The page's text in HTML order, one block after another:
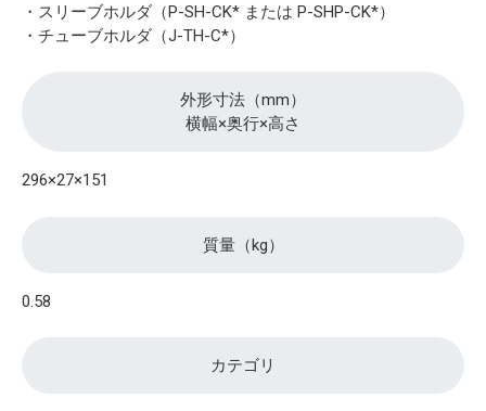
・スリーブホルダ（P-SH-CK* または P-SHP-CK*）
・チューブホルダ（J-TH-C*）
外形寸法（mm）
横幅×奥行×高さ
296×27×151
質量（kg）
0.58
カテゴリ